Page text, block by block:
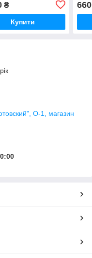
₴
Купити
660
О-1, магазин